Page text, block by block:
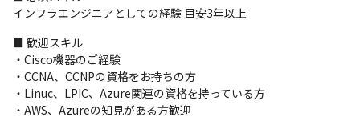
約400社以上の優良企業との取引があり、受託や自社開発にも参画
していただく機会があります。
PL・PMニーズも増加中です。
◎徹底した「エンジニアファースト」体制
当社は『エンジニアの成長が会社の成長につながる』という考え
インフラエンジニアとしての経験 目安3年以上
■ 歓迎スキル
・Cisco機器のご経験
・CCNA、CCNPの資格をお持ちの方
・Linuc、LPIC、Azure関連の資格を持っている方
・AWS、Azureの知見がある方歓迎